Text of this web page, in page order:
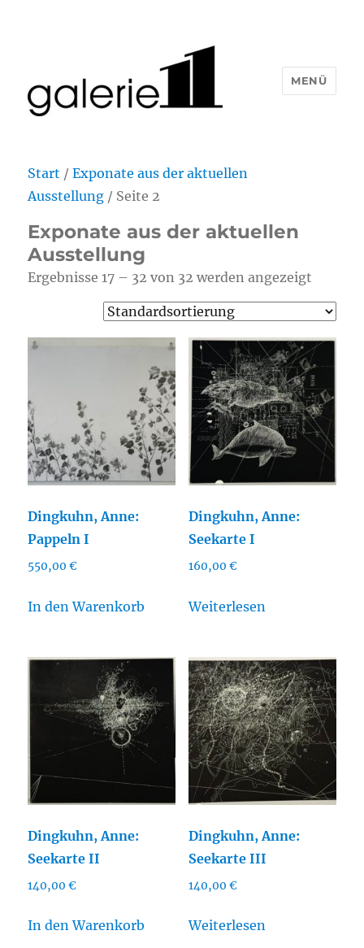
MENÜ
Start /Exponate aus der aktuellen
Ausstellung / Seite 2
Exponate aus der aktuellen
Ausstellung
Ergebnisse 17 – 32 von 32 werden angezeigt
Dingkuhn, Anne:
Pappeln I
550,00€
In den Warenkorb
Dingkuhn, Anne:
Seekarte I
160,00 €
Weiterlesen
Dingkuhn, Anne:
Seekarte II
140,00€
In den Warenkorb
Dingkuhn, Anne:
Seekarte III
140,00 €
Weiterlesen